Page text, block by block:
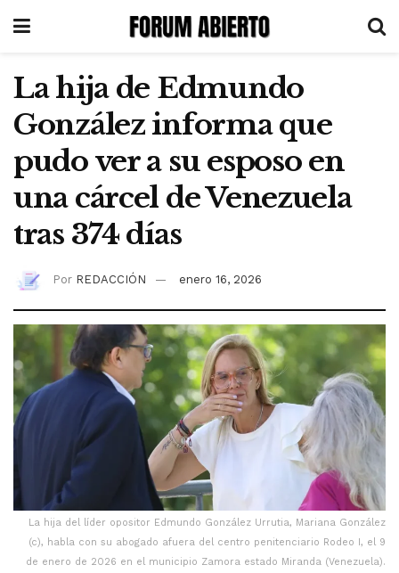
La hija de Edmundo
González informa que
pudo ver a su esposo en
una cárcel de Venezuela
tras 374 días
Por REDACCIÓN enero 16, 2026
La hija del líder opositor Edmundo González Urrutia, Mariana González
(c), habla con su abogado afuera del centro penitenciario Rodeo I, el 9
de enero de 2026 en el municipio Zamora estado Miranda (Venezuela).